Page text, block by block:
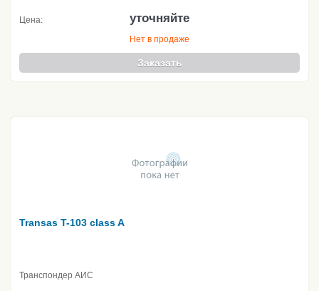
Цена: уточняйте
Нет в продаже
Заказать
Transas T-103 class A
Транспондер АИС